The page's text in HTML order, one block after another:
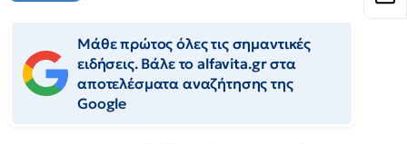
Μάθε πρώτος όλες τις σημαντικές
ειδήσεις. Βάλε το alfavita.gr στα
αποτελέσματα αναζήτησης της
Google